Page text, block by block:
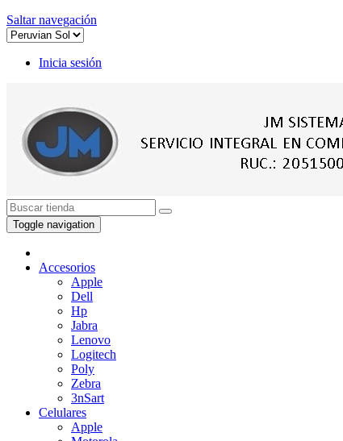
Saltar navegación
Inicia sesión
Toggle navigation
Accesorios
Apple
Dell
Hp
Jabra
Lenovo
Logitech
Poly
Zebra
3nSart
Celulares
Apple